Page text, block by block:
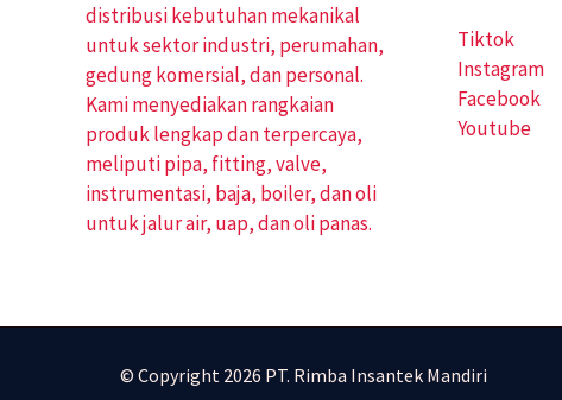
distribusi kebutuhan mekanikal
untuk sektor industri, perumahan,
gedung komersial, dan personal.
Kami menyediakan rangkaian
produk lengkap dan terpercaya,
meliputi pipa, fitting, valve,
instrumentasi, baja, boiler, dan oli
untuk jalur air, uap, dan oli panas.
Tiktok
Instagram
Facebook
Youtube
© Copyright 2026 PT. Rimba Insantek Mandiri